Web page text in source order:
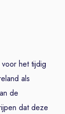
het tijdig
als
de
dat deze